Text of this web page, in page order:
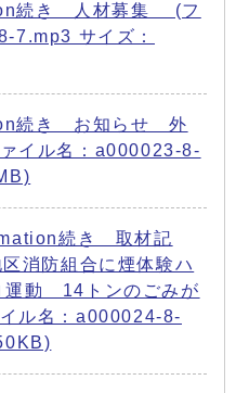
続き 人材募集 (フ
7.mp3 サイズ：
続き お知らせ 外
イル名：a000023-8-
続き 取材記
防組合に煙体験ハ
動 14トンのごみが
ル名：a000024-8-